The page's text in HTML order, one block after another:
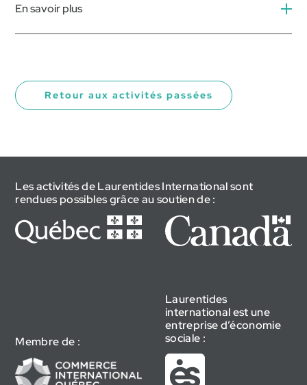
En savoir plus
Retour aux activités passées
Les activités de Laurentides International sont
rendues possibles grâce au soutien de :
Membre de :
Laurentides
international est une
entreprise d’économie
sociale :